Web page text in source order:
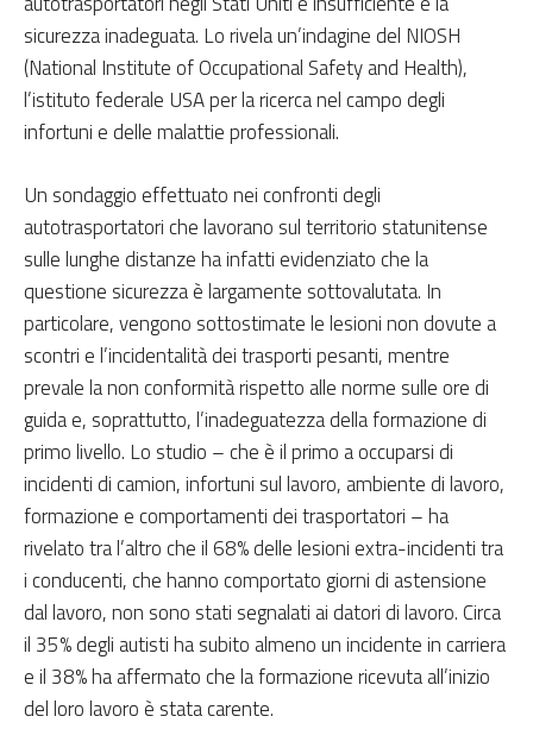
sicurezza inadeguata. Lo rivela un’indagine del NIOSH
(National Institute of Occupational Safety and Health),
l’istituto federale USA per la ricerca nel campo degli
infortuni e delle malattie professionali.
Un sondaggio effettuato nei confronti degli
autotrasportatori che lavorano sul territorio statunitense
sulle lunghe distanze ha infatti evidenziato che la
questione sicurezza è largamente sottovalutata. In
particolare, vengono sottostimate le lesioni non dovute a
scontri e l’incidentalità dei trasporti pesanti, mentre
prevale la non conformità rispetto alle norme sulle ore di
guida e, soprattutto, l’inadeguatezza della formazione di
primo livello. Lo studio – che è il primo a occuparsi di
incidenti di camion, infortuni sul lavoro, ambiente di lavoro,
formazione e comportamenti dei trasportatori – ha
rivelato tra l’altro che il 68% delle lesioni extra-incidenti tra
i conducenti, che hanno comportato giorni di astensione
dal lavoro, non sono stati segnalati ai datori di lavoro. Circa
il 35% degli autisti ha subito almeno un incidente in carriera
e il 38% ha affermato che la formazione ricevuta all’inizio
del loro lavoro è stata carente.